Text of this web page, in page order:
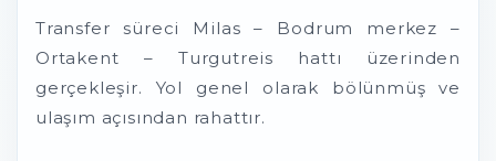
Transfer süreci Milas – Bodrum merkez –
Ortakent – Turgutreis hattı üzerinden
gerçekleşir. Yol genel olarak bölünmüş ve
ulaşım açısından rahattır.